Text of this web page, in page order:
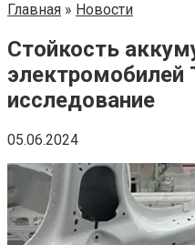
Главная » Новости
Стойкость
электромобилей
исследование
05.06.2024